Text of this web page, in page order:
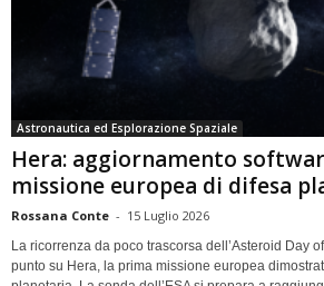
Astronautica ed Esplorazione Spaziale
Hera: aggiornamento
missione europea di difesa
Rossana Conte - 15 Luglio 2026
La ricorrenza da poco trascorsa dell’Asteroid Day
punto su Hera, la prima missione europea